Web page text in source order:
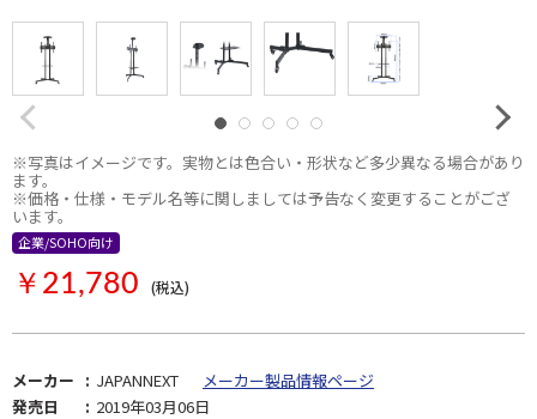
※写真はイメージです。実物とは色合い・形状など多少異なる場合があり
ます。
※価格・仕様・モデル名等に関しましては予告なく変更することがござ
います。
企業/SOHO向け
￥21,780 (税込)
メーカー JAPANNEXT
メーカー製品情報ページ
発売日
2019年03月06日